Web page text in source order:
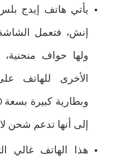
ولها حواف
الأخرى للهاتف
إلى أنها تدعم شحن
هذا الهاتف غالي